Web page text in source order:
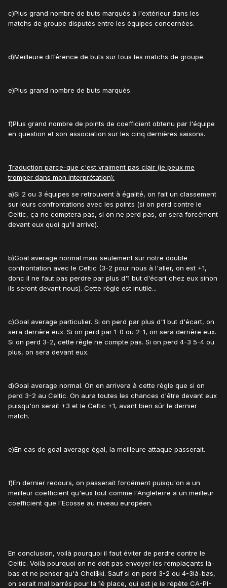
c)Plus grand nombre de buts marqués à l'extérieur dans les
matchs de groupe disputés entre les équipes concernées.
d)Meilleure différence de buts sur tous les matchs de groupe.
e)Plus grand nombre de buts marqués.
f)Plus grand nombre de points de coefficient obtenu par l'équipe
en question et son association sur les cinq dernières saisons.
Traduction parce-que c'est vraiment pas clair (je peux me
tromper dans mon interprétation):
a)Si 2 ou 3 équipes se retrouvent à égalité, on fait un classement
sur leurs confrontations avec les points (si on perd contre le
Celtic, ça ne comptera pas, si on ne perd pas, on sera forcément
devant eux quoi qu'il arrive).
b)Goal average normal mais seulement sur notre double
confrontation avec le Celtic (3-2 pour nous à l'aller, on est +1,
donc il ne faut pas perdre par plus d'1 but d'écart chez eux sinon
ils seront devant nous). Cette règle est inutile...
c)Goal average particulier. Si on perd par plus d'1 but d'écart, on
sera derrière eux. Si on perd par 1-0 ou 2-1, on sera derrière eux.
Si on perd 3-2, cette règle ne compte pas. Si on perd 4-3 5-4 ou
plus, on sera devant eux.
d)Goal average normal. On en arrivera à cette règle que si on
perd 3-2 au Celtic. On aura toutes les chances d'être devant eux
puisqu'on serait +3 et le Celtic +1, avant bien sûr le dernier
match.
e)En cas de goal average égal, la meilleure attaque passerait.
f)En dernier recours, on passerait forcément puisqu'on a un
meilleur coefficient qu'eux tout comme l'Angleterre a un meilleur
coefficient que l'Ecosse au niveau européen.
En conclusion, voilà pourquoi il faut éviter de perdre contre le
Celtic. Voilà pourquoi on ne doit pas envoyer les remplaçants là-
bas et ne penser qu'à Chel$ki. Sauf si on perd 3-2 ou 4-3là-bas,
on serait mal barrés pour la 1è place, qui est je le répète CA-PI-